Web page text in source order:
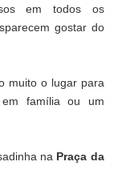
em todos os
gostar do
muito o lugar para
família ou um
na Praça da